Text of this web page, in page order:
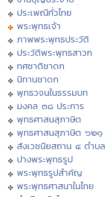
ประเพณีทั่วไทย
พระพุทธเจ้า
ภาพพระพุทธประวัติ
ประวัติพระพุทธสาวก
ทศชาติชาดก
นิทานชาดก
พุทธวจนในธรรมบท
มงคล ๓๘ ประการ
พุทธศาสนสุภาษิต
พุทธศาสนสุภาษิต ๖๒๑
สังเวชนียสถาน ๔ ตำบล
ปางพระพุทธรูป
พระพุทธรูปสำคัญ
พระพุทธศาสนาในไทย